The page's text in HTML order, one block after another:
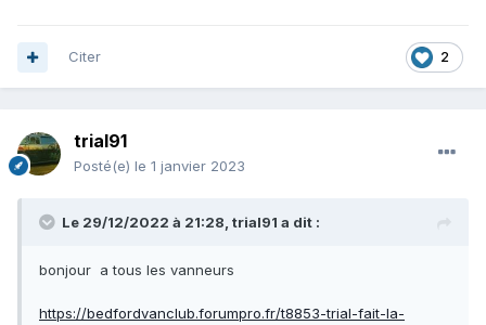
2
Citer
trial91
Posté(e) le 1 janvier 2023
Le 29/12/2022 à 21:28, trial91 a dit :
bonjour a tous les vanneurs
https://bedfordvanclub.forumpro.fr/t8853-trial-fait-la-